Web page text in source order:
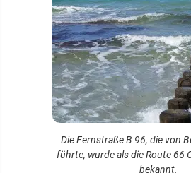
Die Fernstraße B 96, die von
führte, wurde als die Route 66
bekannt.